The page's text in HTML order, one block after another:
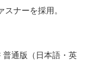
ナーを採用。
通版（日本語・英